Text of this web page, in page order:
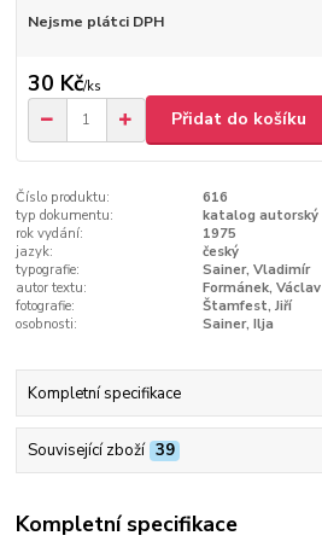
Nejsme plátci DPH
30 Kč/ks
Přidat do košíku
Číslo produktu:
616
typ dokumentu:
katalog autorský
rok vydání:
1975
jazyk:
český
typografie:
Sainer, Vladimír
autor textu:
Formánek, Václav
fotografie:
Štamfest, Jiří
osobnosti:
Sainer, Ilja
Kompletní specifikace
Související zboží 39
Kompletní specifikace